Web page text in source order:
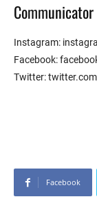
Instagram:
Facebook:
Twitter:
Facebook